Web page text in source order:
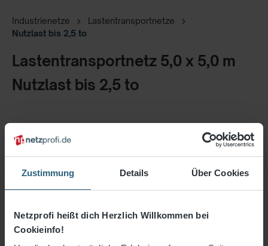
Zustimmung Details Über Cookies
Netzprofi heißt dich Herzlich Willkommen bei
Cookieinfo!
Industrienetze
Lastentransportnetze
Nutzlast bis 2,5 to
Lastentransportnetz 5,0 x 5,0 m
Nutzlast bis 2,5 to